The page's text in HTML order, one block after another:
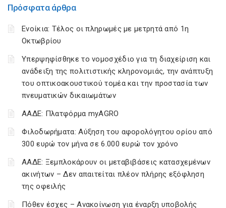
Πρόσφατα άρθρα
Ενοίκια: Τέλος οι πληρωμές με μετρητά από 1η
Οκτωβρίου
Υπερψηφίσθηκε το νομοσχέδιο για τη διαχείριση και
ανάδειξη της πολιτιστικής κληρονομιάς, την ανάπτυξη
του οπτικοακουστικού τομέα και την προστασία των
πνευματικών δικαιωμάτων
ΑΑΔΕ: Πλατφόρμα myAGRO
Φιλοδωρήματα: Αύξηση του αφορολόγητου ορίου από
300 ευρώ τον μήνα σε 6.000 ευρώ τον χρόνο
ΑΑΔΕ: Ξεμπλοκάρουν οι μεταβιβάσεις κατασχεμένων
ακινήτων – Δεν απαιτείται πλέον πλήρης εξόφληση
της οφειλής
Πόθεν έσχες – Ανακοίνωση για έναρξη υποβολής